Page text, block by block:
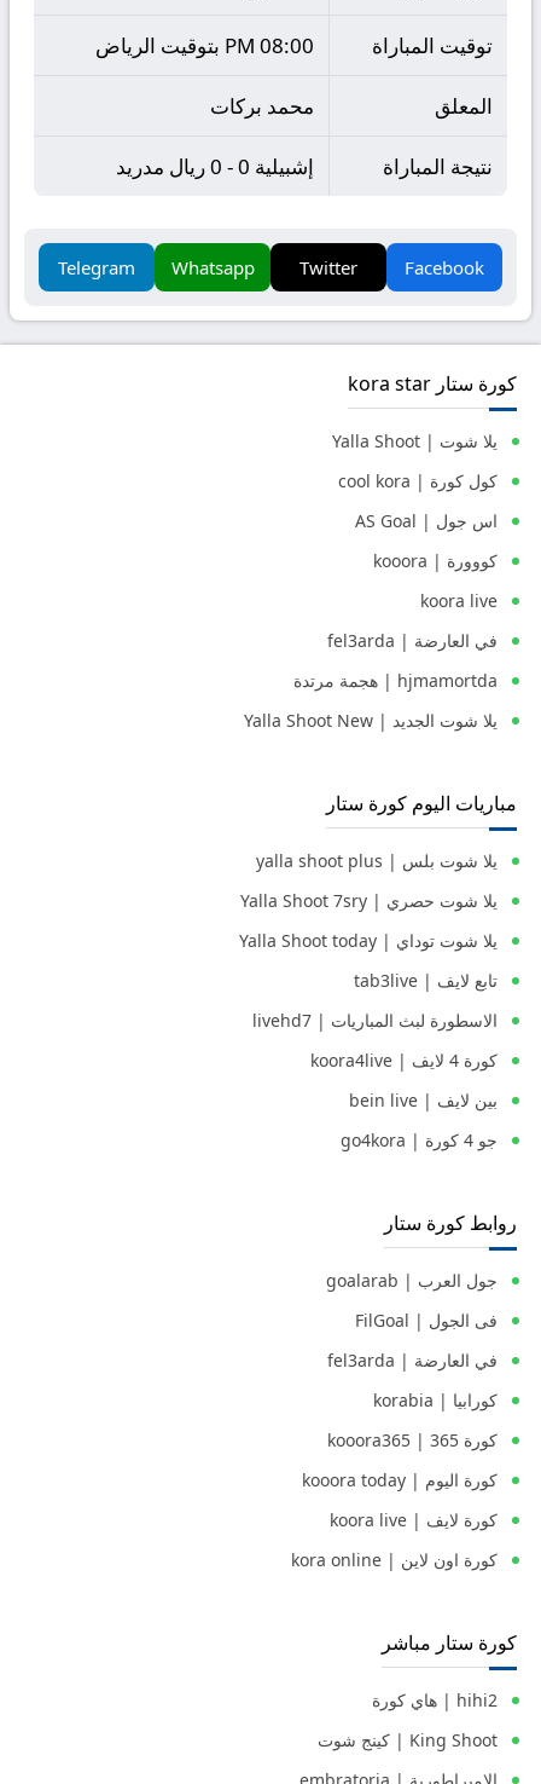
توقيت المباراة 08:00 PM بتوقيت الرياض
المعلق محمد بركات
نتيجة المباراة إشبيلية 0 - 0 ريال مدريد
Facebook
Twitter
Whatsapp
Telegram
كورة ستار kora star
يلا شوت | Yalla Shoot
كول كورة | cool kora
اس جول | AS Goal
كووورة | kooora
koora live
في العارضة | fel3arda
hjmamortda | هجمة مرتدة
يلا شوت الجديد | Yalla Shoot New
مباريات اليوم كورة ستار
يلا شوت بلس | yalla shoot plus
يلا شوت حصري | Yalla Shoot 7sry
يلا شوت توداي | Yalla Shoot today
تابع لايف | tab3live
الاسطورة لبث المباريات | livehd7
كورة 4 لايف | koora4live
بين لايف | bein live
جو 4 كورة | go4kora
روابط كورة ستار
جول العرب | goalarab
فى الجول | FilGoal
في العارضة | fel3arda
كورابيا | korabia
كورة 365 | kooora365
كورة اليوم | kooora today
كورة لايف | koora live
كورة اون لاين | kora online
كورة ستار مباشر
hihi2 | هاي كورة
King Shoot | كينج شوت